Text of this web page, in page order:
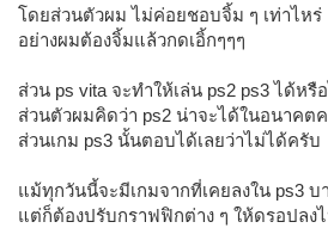
โดยส่วนตัวผม ไม่ค่อยชอบจิ้ม ๆ เท่าไหร่
อย่างผมต้องจิ้มแล้วกดเอิ้กๆๆๆ
ส่วน ps vita จะทำให้เล่น ps2 ps3 ได้หรื
ส่วนตัวผมคิดว่า ps2 น่าจะได้ในอนาคต
ส่วนเกม ps3 นั้นตอบได้เลยว่าไม่ได้ครับ
แม้ทุกวันนี้จะมีเกมจากที่เคยลงใน ps3 บ
แต่ก็ต้องปรับกราฟฟิกต่าง ๆ ให้ดรอปลง